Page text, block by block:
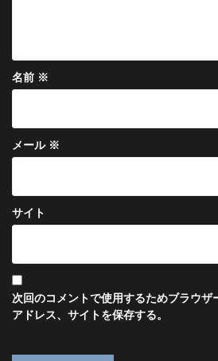
名前 ※
メール ※
サイト
次回のコメントで使用するためブラウザ
アドレス、サイトを保存する。